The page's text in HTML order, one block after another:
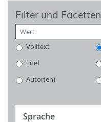
Filter und Facetten
Volltext
Titel
Autor(en)
Sprache